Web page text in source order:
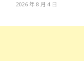
2026 年 8 月 4 日